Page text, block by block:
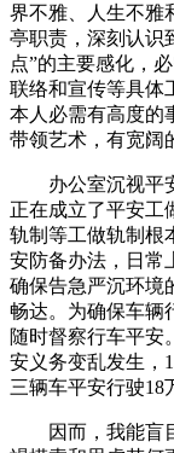
界不雅、人生不雅
亭职责，深刻认识
点”的主要感化，
联络和宣传等具体
本人必需有高度的
带领艺术，有宽阔
办公室沉视平安
正在成立了平安工
轨制等工做轨制根
安防备办法，日常
确保告急严沉环境
畅达。为确保车辆
随时督察行车平安
安义务变乱发生，
三辆车平安行驶18
因而，我能盲目